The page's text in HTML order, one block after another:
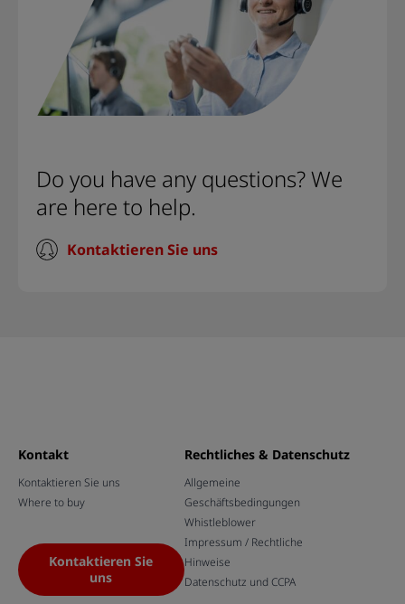
Do you have any questions? We
are here to help.
Kontaktieren Sie uns
Kontakt
Kontaktieren Sie uns
Where to buy
Kontaktieren Sie
uns
Rechtliches & Datenschutz
Allgemeine
Geschäftsbedingungen
Whistleblower
Impressum / Rechtliche
Hinweise
Datenschutz und CCPA